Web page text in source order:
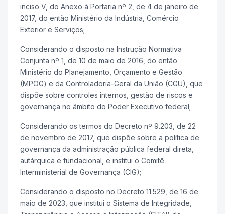
inciso V, do Anexo à Portaria nº 2, de 4 de janeiro de
2017, do então Ministério da Indústria, Comércio
Exterior e Serviços;
Considerando o disposto na Instrução Normativa
Conjunta nº 1, de 10 de maio de 2016, do então
Ministério do Planejamento, Orçamento e Gestão
(MPOG) e da Controladoria-Geral da União (CGU), que
dispõe sobre controles internos, gestão de riscos e
governança no âmbito do Poder Executivo federal;
Considerando os termos do Decreto nº 9.203, de 22
de novembro de 2017, que dispõe sobre a política de
governança da administração pública federal direta,
autárquica e fundacional, e institui o Comitê
Interministerial de Governança (CIG);
Considerando o disposto no Decreto 11.529, de 16 de
maio de 2023, que institui o Sistema de Integridade,